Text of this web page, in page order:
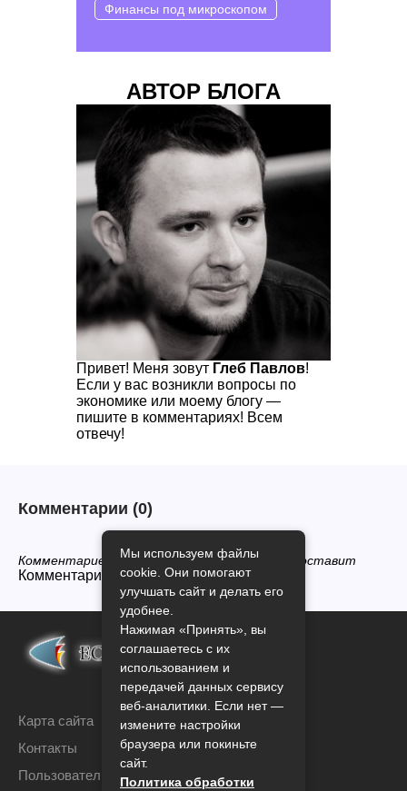
Финансы под микроскопом
АВТОР БЛОГА
Привет! Меня зовут Глеб Павлов!
Если у вас возникли вопросы по
экономике или моему блогу —
пишите в комментариях! Всем
отвечу!
Комментарии (0)
Комментариев нет, будьте первым кто его оставит
Комментарии закрыты.
Карта сайта
Контакты
Пользовательское соглашение
Мы используем файлы
cookie. Они помогают
улучшать сайт и делать его
удобнее.
Нажимая «Принять», вы
соглашаетесь с их
использованием и
передачей данных сервису
веб-аналитики. Если нет —
измените настройки
браузера или покиньте
сайт.
Политика обработки